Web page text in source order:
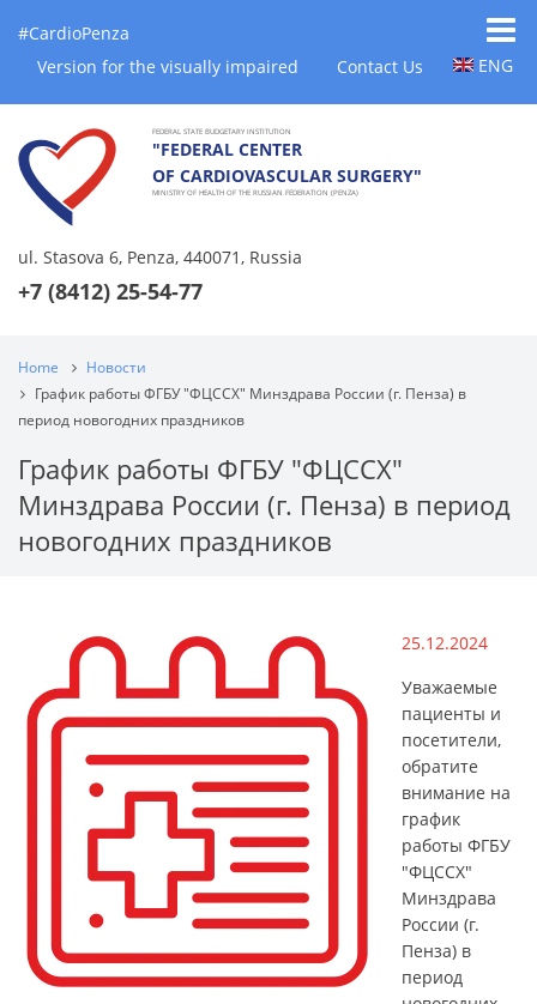
#CardioPenza
Version for the visually impaired
Contact Us ENG
FEDERAL STATE BUDGETARY INSTITUTION
"FEDERAL CENTER
OF CARDIOVASCULAR SURGERY"
MINISTRY OF HEALTH OF THE RUSSIAN FEDERATION (PENZA)
ul. Stasova 6, Penza, 440071, Russia
+7 (8412) 25-54-77
Home
Новости
График работы ФГБУ "ФЦССХ" Минздрава России (г. Пенза) в
период новогодних праздников
График работы ФГБУ "ФЦССХ"
Минздрава России (г. Пенза) в период
новогодних праздников
25.12.2024
Уважаемые
пациенты и
посетители,
обратите
внимание на
график
работы ФГБУ
"ФЦССХ"
Минздрава
России (г.
Пенза) в
период